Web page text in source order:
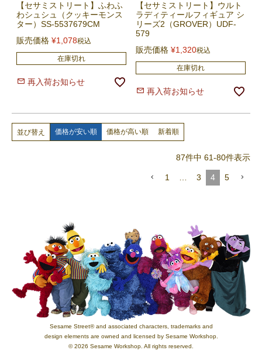
【セサミストリート】ふわふ
わシュシュ（クッキーモンス
ター）SS-5537679CM
販売価格 ¥1,078税込
在庫切れ
再入荷お知らせ
【セサミストリート】ウルト
ラディティールフィギュア シ
リーズ2（GROVER）UDF-
579
販売価格 ¥1,320税込
在庫切れ
再入荷お知らせ
並び替え 価格が安い順 価格が高い順 新着順
87件中 61-80件表示
1 … 3 4 5
Sesame Street® and associated characters, trademarks and
design elements are owned and licensed by Sesame Workshop.
© 2026 Sesame Workshop. All rights reserved.